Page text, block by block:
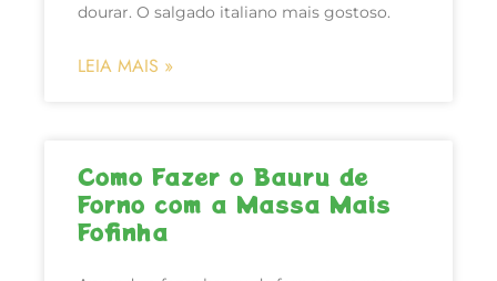
dourar. O salgado italiano mais gostoso.
LEIA MAIS »
Como Fazer o Bauru de
Forno com a Massa Mais
Fofinha